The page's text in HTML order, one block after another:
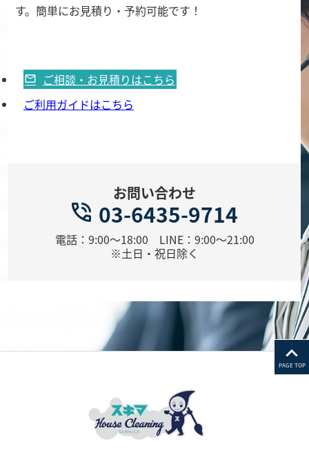
す。簡単にお見積り・予約可能です！
ご相談・お見積りはこちら
ご利用ガイドはこちら
お問い合わせ
03-6435-9714
電話：9:00～18:00 LINE：9:00～21:00
※土日・祝日除く
PAGE TOP